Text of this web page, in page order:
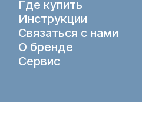
Где купить
Инструкции
Связаться с нами
О бренде
Сервис